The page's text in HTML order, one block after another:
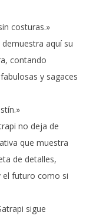
costuras.»
aquí su
contando
y sagaces
no deja de
que muestra
de detalles,
el futuro como si
sigue